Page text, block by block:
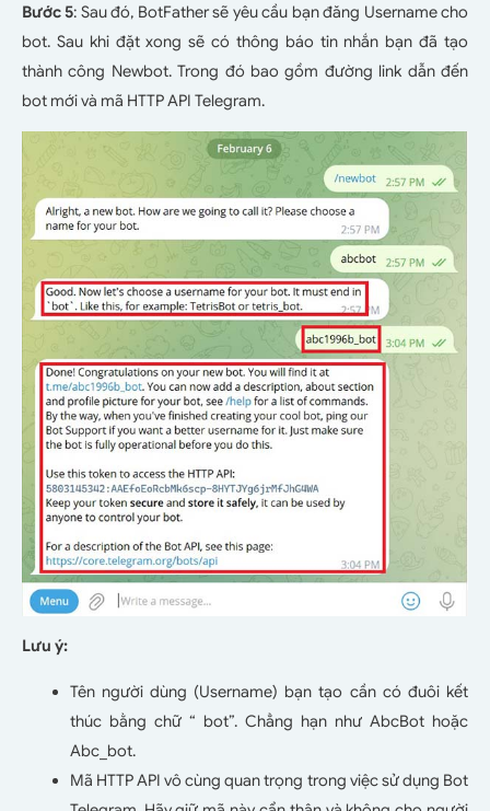
Bước 5: Sau đó, BotFather sẽ yêu cầu bạn đăng Username cho
bot. Sau khi đặt xong sẽ có thông báo tin nhắn bạn đã tạo
thành công Newbot. Trong đó bao gồm đường link dẫn đến
bot mới và mã HTTP API Telegram.
Lưu ý:
Tên người dùng (Username) bạn tạo cần có đuôi kết
thúc bằng chữ “ bot”. Chẳng hạn như AbcBot hoặc
Abc_bot.
Mã HTTP API vô cùng quan trọng trong việc sử dụng Bot